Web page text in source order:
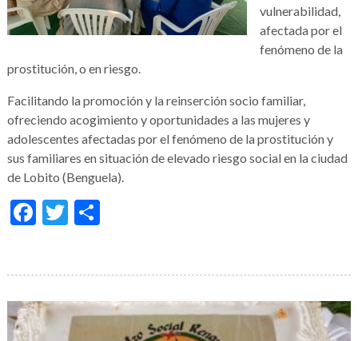
vulnerabilidad,
afectada por el
fenómeno de la
prostitución, o en riesgo.
Facilitando la promoción y la reinserción socio familiar,
ofreciendo acogimiento y oportunidades a las mujeres y
adolescentes afectadas por el fenómeno de la prostitución y
sus familiares en situación de elevado riesgo social en la ciudad
de Lobito (Benguela).
Facebook
Twitter
Compartir
de
imágenes